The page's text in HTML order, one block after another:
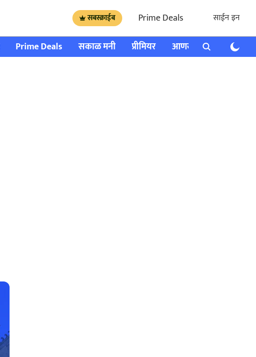
सबस्क्राईब Prime Deals साईन इन
Prime Deals सकाळ मनी प्रीमियर आणखी राशी भविष्य